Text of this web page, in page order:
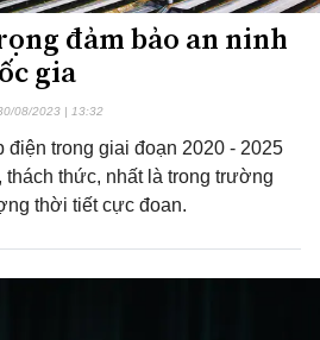
đảm bảo an ninh
gia
08/2023 | 13:32
điện trong giai đoạn 2020 - 2025
thách thức, nhất là trong trường
thời tiết cực đoan.